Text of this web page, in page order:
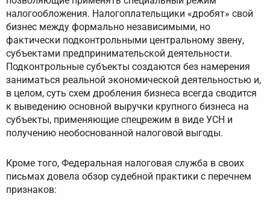
налогообложения. Налогоплательщики «дробят» свой
бизнес между формально независимыми, но
фактически подконтрольными центральному звену,
субъектами предпринимательской деятельности.
Подконтрольные субъекты создаются без намерения
заниматься реальной экономической деятельностью и,
в целом, суть схем дробления бизнеса всегда сводится
к выведению основной выручки крупного бизнеса на
субъекты, применяющие спецрежим в виде УСН и
получению необоснованной налоговой выгоды.
Кроме того, Федеральная налоговая служба в своих
письмах довела обзор судебной практики с перечнем
признаков: